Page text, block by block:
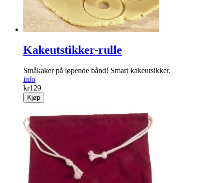
Kakeutstikker-rulle
Småkaker på løpende bånd! Smart kakeutsikker.
info
kr129
Kjøp